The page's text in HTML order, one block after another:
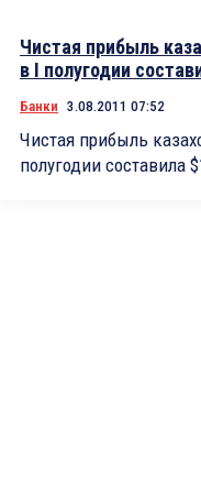
Чистая прибыль
в I полугодии
Банки 3.08.2011 07:52
Чистая прибыль
полугодии составила